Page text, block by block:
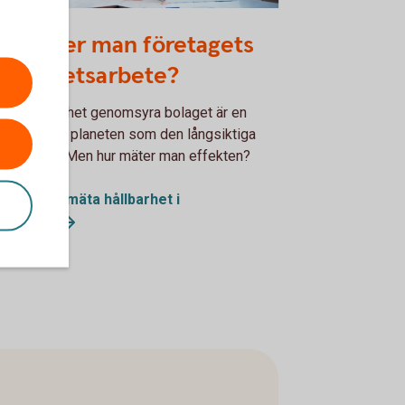
mäter man företagets
hållbarhet genomsyra bolaget är en
för såväl planeten som den långsiktiga
Men hur mäter man effekten?
kan man mäta hållbarhet i